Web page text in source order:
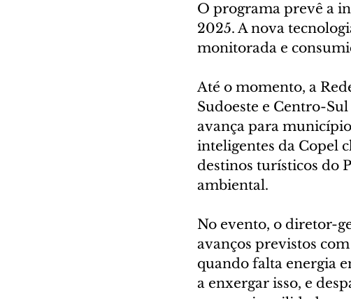
O programa prevê a
2025. A nova
monitorada e
Até o momento, a
Sudoeste e Centro-
avança para
inteligentes da Copel
destinos turísticos do
ambiental.
No evento, o diretor-
avanços previstos
quando falta energia
a enxergar isso, e